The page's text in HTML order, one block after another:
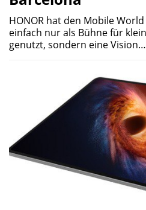
HONOR hat den Mobile
einfach nur als Bühne für
genutzt, sondern eine Vision…